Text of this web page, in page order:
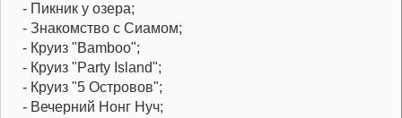
- Пикник у озера;
- Знакомство с Сиамом;
- Круиз "Bamboo";
- Круиз "Party Island";
- Круиз "5 Островов";
- Вечерний Нонг Нуч;